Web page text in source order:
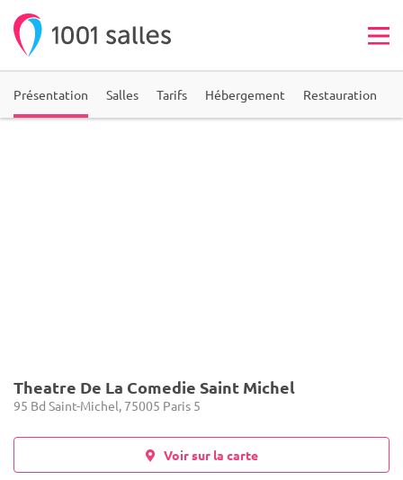
Présentation Salles Tarifs Hébergement Restauration
Theatre De La Comedie Saint Michel
95 Bd Saint-Michel, 75005 Paris 5
Voir sur la carte